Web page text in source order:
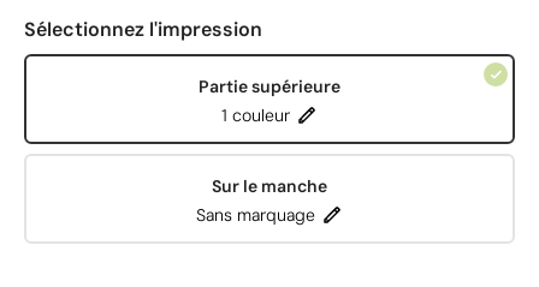
Sélectionnez l'impression
Partie supérieure
1 couleur
Sur le manche
Sans marquage